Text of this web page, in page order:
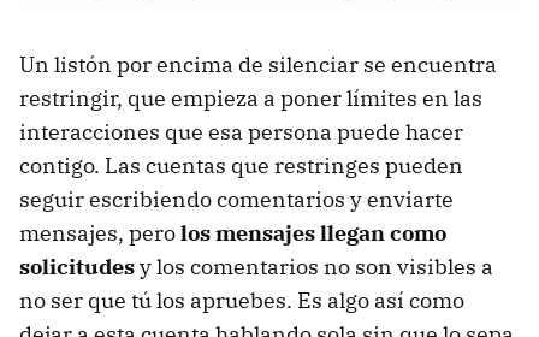
Un listón por encima de silenciar se encuentra
restringir, que empieza a poner límites en las
interacciones que esa persona puede hacer
contigo. Las cuentas que restringes pueden
seguir escribiendo comentarios y enviarte
mensajes, perolos mensajes llegan como
solicitudesy los comentarios no son visibles a
no ser que tú los apruebes. Es algo así como